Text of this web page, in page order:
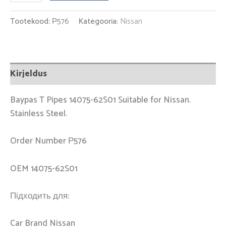
Tootekood: Р576 Kategooria: Nissan
Kirjeldus
Baypas T Pipes 14075-62S01 Suitable for Nissan.
Stainless Steel.
Order Number Р576
OEM 14075-62S01
Підходить для:
Car Brand Nissan